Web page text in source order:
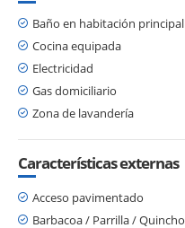
Baño en habitación principal
Cocina equipada
Electricidad
Gas domiciliario
Zona de lavandería
Características externas
Acceso pavimentado
Barbacoa / Parrilla / Quincho